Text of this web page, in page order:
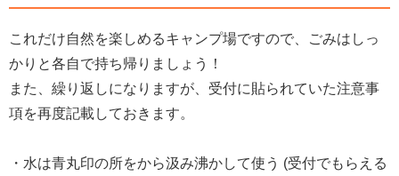
これだけ自然を楽しめるキャンプ場ですので、ごみはしっ
かりと各自で持ち帰りましょう！
また、繰り返しになりますが、受付に貼られていた注意事
項を再度記載しておきます。
・水は青丸印の所をから汲み沸かして使う (受付でもらえる